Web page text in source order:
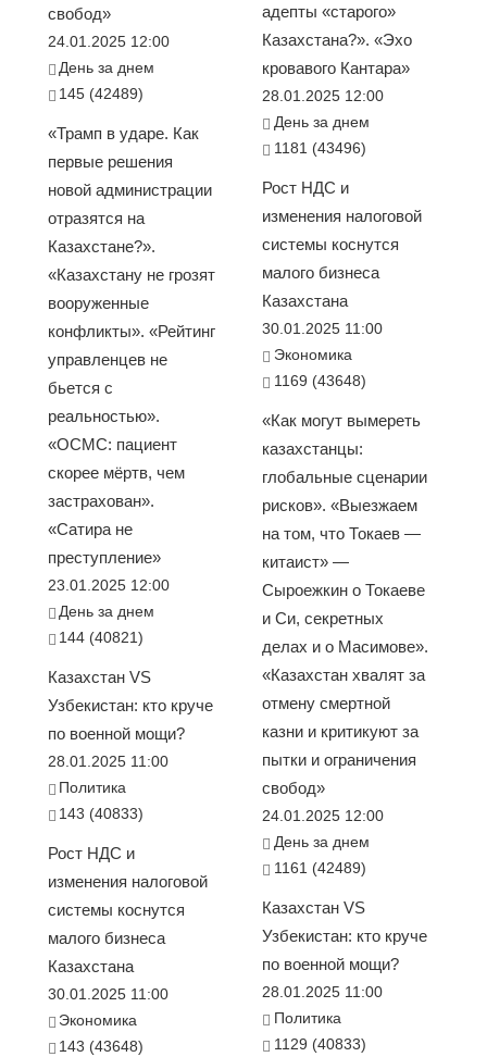
свобод»
24.01.2025 12:00
День за днем
145 (42489)
«Трамп в ударе. Как
первые решения
новой администрации
отразятся на
Казахстане?».
«Казахстану не грозят
вооруженные
конфликты». «Рейтинг
управленцев не
бьется с
реальностью».
«ОСМС: пациент
скорее мёртв, чем
застрахован».
«Сатира не
преступление»
23.01.2025 12:00
День за днем
144 (40821)
Казахстан VS
Узбекистан: кто круче
по военной мощи?
28.01.2025 11:00
Политика
143 (40833)
Рост НДС и
изменения налоговой
системы коснутся
малого бизнеса
Казахстана
30.01.2025 11:00
Экономика
143 (43648)
адепты «старого»
Казахстана?». «Эхо
кровавого Кантара»
28.01.2025 12:00
День за днем
1181 (43496)
Рост НДС и
изменения налоговой
системы коснутся
малого бизнеса
Казахстана
30.01.2025 11:00
Экономика
1169 (43648)
«Как могут вымереть
казахстанцы:
глобальные сценарии
рисков». «Выезжаем
на том, что Токаев —
китаист» —
Сыроежкин о Токаеве
и Си, секретных
делах и о Масимове».
«Казахстан хвалят за
отмену смертной
казни и критикуют за
пытки и ограничения
свобод»
24.01.2025 12:00
День за днем
1161 (42489)
Казахстан VS
Узбекистан: кто круче
по военной мощи?
28.01.2025 11:00
Политика
1129 (40833)